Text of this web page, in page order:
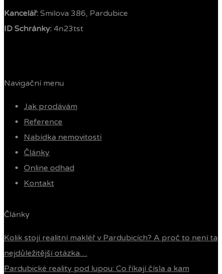
Kancelář: Smilova 386, Pardubice
ID Schránky: 4n23tst
Navigační menu
Jak prodávám
Reference
Nabídka nemovitostí
Články
Online odhad
Kontakt
Články
Kolik stojí realitní makléř v Pardubicích? A proč to není ta
nejdůležitější otázka…
Pardubické reality pod lupou: Co říkají čísla a kam